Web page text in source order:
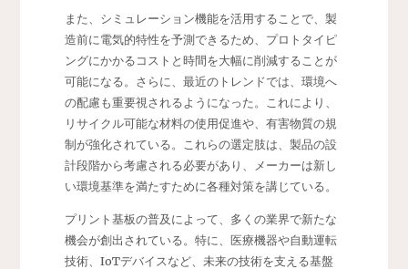
また、シミュレーション機能を活用することで、製
造前に電気的特性を予測できるため、プロトタイピ
ングにかかるコストと時間を大幅に削減することが
可能になる。さらに、最近のトレンドでは、環境へ
の配慮も重要視されるようになった。これにより、
リサイクル可能な材料の使用促進や、有害物質の規
制が強化されている。これらの選定肢は、製品の設
計段階から考慮される必要があり、メーカーは新し
い環境基準を満たすために各種対策を講じている。
プリント基板の普及によって、多くの業界で新たな
機会が創出されている。特に、医療機器や自動運転
技術、IoTデバイスなど、未来の技術を支える基盤